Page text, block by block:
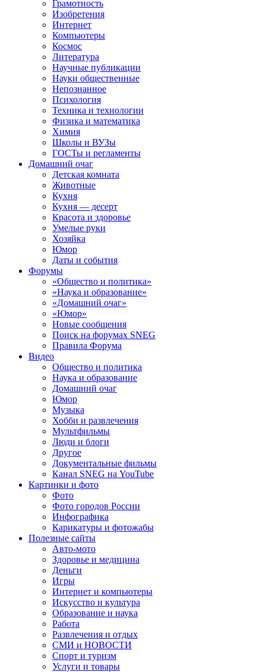
Грамотность
Изобретения
Интернет
Компьютеры
Космос
Литература
Научные публикации
Науки общественные
Непознанное
Психология
Техника и технологии
Физика и математика
Химия
Школы и ВУЗы
ГОСТы и регламенты
Домашний очаг
Детская комната
Животные
Кухня
Кухня — десерт
Красота и здоровье
Умелые руки
Хозяйка
Юмор
Даты и события
Форумы
«Общество и политика»
«Наука и образование»
«Домашний очаг»
«Юмор»
Новые сообщения
Поиск на форумах SNEG
Правила Форума
Видео
Общество и политика
Наука и образование
Домашний очаг
Юмор
Музыка
Хобби и развлечения
Мультфильмы
Люди и блоги
Другое
Документальные фильмы
Канал SNEG на YouTube
Картинки и фото
Фото
Фото городов России
Инфографика
Карикатуры и фотожабы
Полезные сайты
Авто-мото
Здоровье и медицина
Деньги
Игры
Интернет и компьютеры
Искусство и культура
Образование и наука
Работа
Развлечения и отдых
СМИ и НОВОСТИ
Спорт и туризм
Услуги и товары